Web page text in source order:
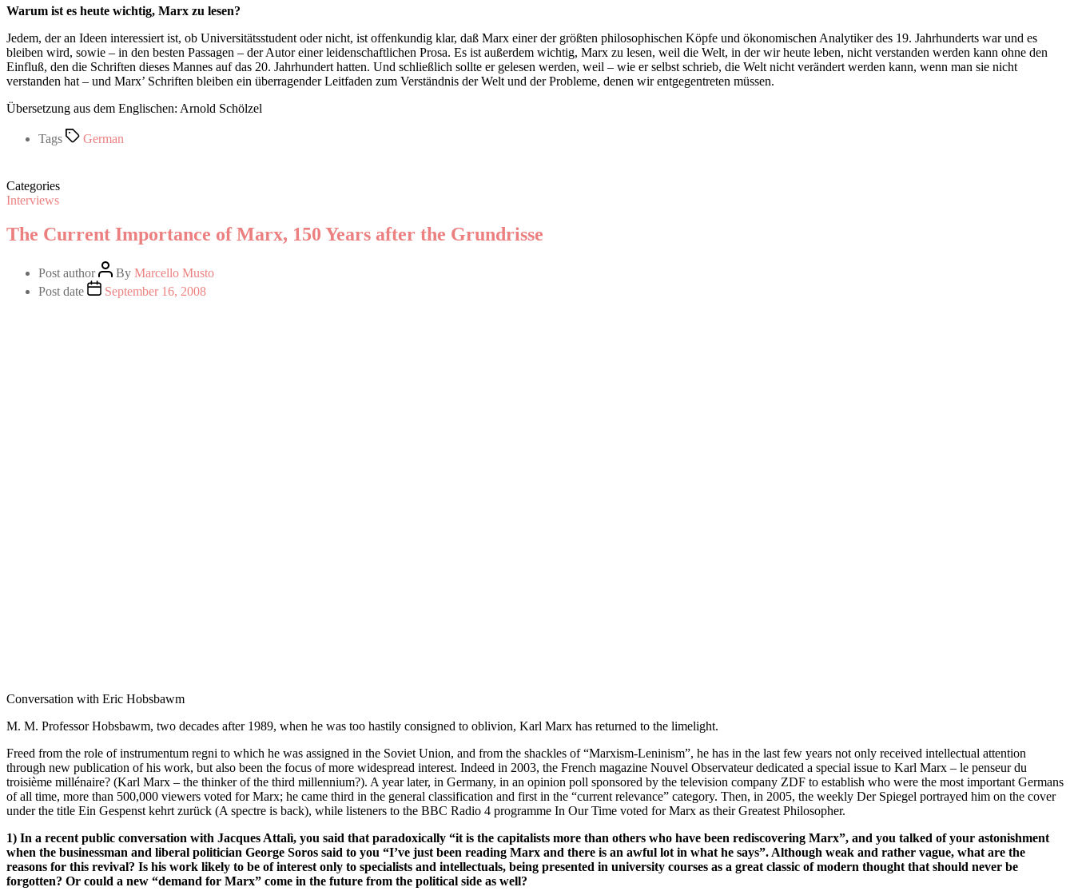
Warum ist es heute wichtig, Marx zu lesen?
Jedem, der an Ideen interessiert ist, ob Universitätsstudent oder nicht, ist offenkundig klar, daß Marx einer der größten philosophischen Köpfe und ökonomischen Analytiker des 19. Jahrhunderts war und es
bleiben wird, sowie – in den besten Passagen – der Autor einer leidenschaftlichen Prosa. Es ist außerdem wichtig, Marx zu lesen, weil die Welt, in der wir heute leben, nicht verstanden werden kann ohne den
Einfluß, den die Schriften dieses Mannes auf das 20. Jahrhundert hatten. Und schließlich sollte er gelesen werden, weil – wie er selbst schrieb, die Welt nicht verändert werden kann, wenn man sie nicht
verstanden hat – und Marx’ Schriften bleiben ein überragender Leitfaden zum Verständnis der Welt und der Probleme, denen wir entgegentreten müssen.
Übersetzung aus dem Englischen: Arnold Schölzel
Tags German
Categories
Interviews
The Current Importance of Marx, 150 Years after the Grundrisse
Post author By Marcello Musto
Post date
September 16, 2008
Conversation with Eric Hobsbawm
M. M. Professor Hobsbawm, two decades after 1989, when he was too hastily consigned to oblivion, Karl Marx has returned to the limelight.
Freed from the role of instrumentum regni to which he was assigned in the Soviet Union, and from the shackles of “Marxism-Leninism”, he has in the last few years not only received intellectual attention
through new publication of his work, but also been the focus of more widespread interest. Indeed in 2003, the French magazine Nouvel Observateur dedicated a special issue to Karl Marx – le penseur du
troisième millénaire? (Karl Marx – the thinker of the third millennium?). A year later, in Germany, in an opinion poll sponsored by the television company ZDF to establish who were the most important Germans
of all time, more than 500,000 viewers voted for Marx; he came third in the general classification and first in the “current relevance” category. Then, in 2005, the weekly Der Spiegel portrayed him on the cover
under the title Ein Gespenst kehrt zurück (A spectre is back), while listeners to the BBC Radio 4 programme In Our Time voted for Marx as their Greatest Philosopher.
1) In a recent public conversation with Jacques Attalì, you said that paradoxically “it is the capitalists more than others who have been rediscovering Marx”, and you talked of your astonishment
when the businessman and liberal politician George Soros said to you “I’ve just been reading Marx and there is an awful lot in what he says”. Although weak and rather vague, what are the
reasons for this revival? Is his work likely to be of interest only to specialists and intellectuals, being presented in university courses as a great classic of modern thought that should never be
forgotten? Or could a new “demand for Marx” come in the future from the political side as well?